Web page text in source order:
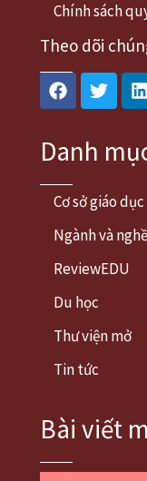
Chính sách
Theo dõi
Facebook
Danh
Cơ sở giáo dục
Ngành và nghề
ReviewEDU
Du học
Thư viện mở
Tin tức
Bài viết